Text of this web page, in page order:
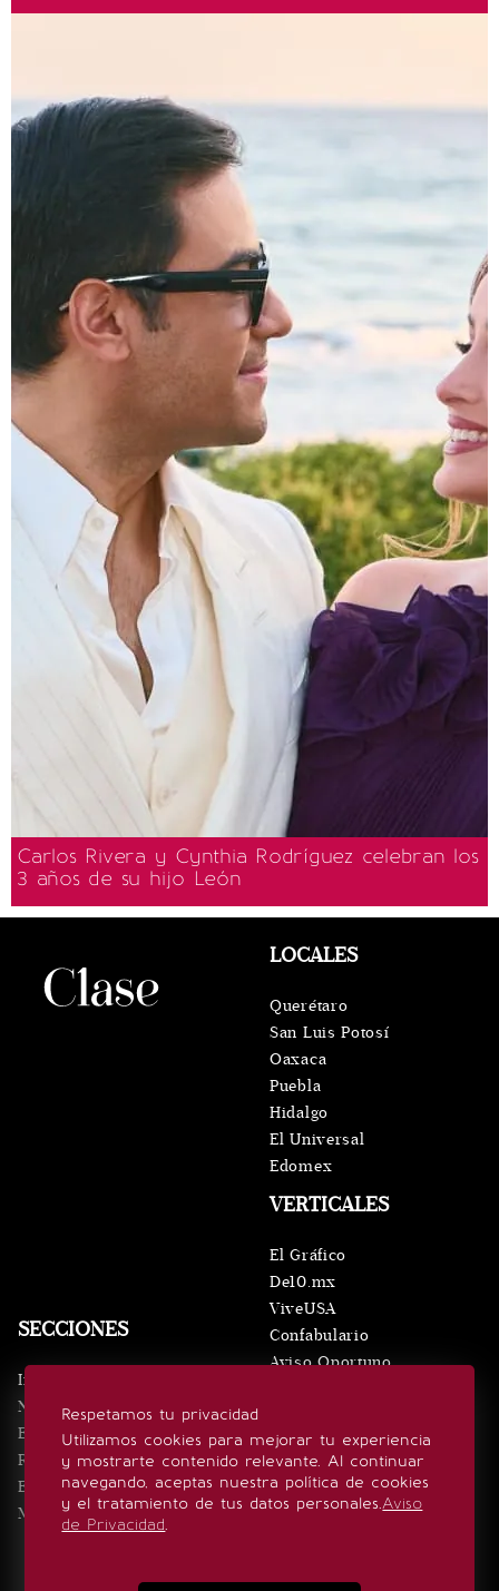
Carlos Rivera y Cynthia Rodríguez celebran los
3 años de su hijo León
Respetamos tu privacidad
Utilizamos cookies para mejorar tu experiencia
y mostrarte contenido relevante. Al continuar
navegando, aceptas nuestra política de cookies
y el tratamiento de tus datos personales.Aviso
de Privacidad.
SECCIONES
Inicio
Noticias
Eventos
Realeza
Estilo de vida
Minuto x Minuto
VERTICALES
El Gráfico
De10.mx
ViveUSA
Confabulario
Aviso Oportuno
LOCALES
Querétaro
San Luis Potosí
Oaxaca
Puebla
Hidalgo
El Universal
Edomex
SÍGUENOS